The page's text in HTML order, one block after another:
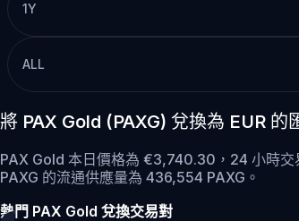
1Y
ALL
將 PAX Gold (PAXG) 兌換為 EUR 的
PAX Gold 本日價格為 €3,740.30，24 小時
PAXG 的流通供應量為 436,554 PAXG。
熱門 PAX Gold 兌換交易對